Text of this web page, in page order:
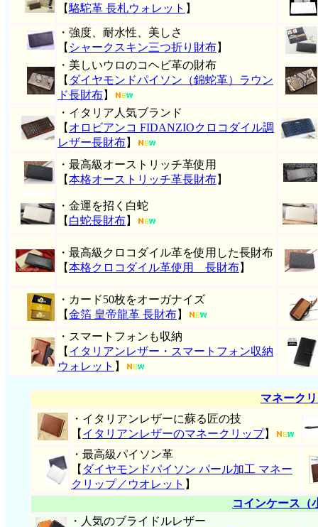
【駱駝革 長札ウォレット 】
・強度、耐水性、美しさ
【 シャークスキン三つ折り財布】
・美しいウロのコヘビ革の財布
【 ダイヤモンドパイソン（錦蛇革）ラウン
ド長財布】
・イタリア人気ブランド
【 オロビアンコ FIDANZIOクロコダイル調
レザー長財布】
・最高級オーストリッチ革使用
【本格オーストリッチ革長財布】
・金運を招く白蛇
【 白蛇長財布】
・最高級クロコダイル革を使用した長財布
【本格クロコダイル革使用 長財布】
・カード50枚をオーガナイズ
【金箔 皇帝龍革 長財布】
・スマートフォンも収納
【 イタリアンレザー・スマートフォン収納
ウォレット 】
マネーク
・イタリアンレザーに蘇る匠の技
【 イタリアンレザーのマネークリップ】
・最高級パイソン革
【 ダイヤモンドパイソン パール加工 マネー
クリップ／ウオレット 】
コインケース（
・人気のブライドルレザー